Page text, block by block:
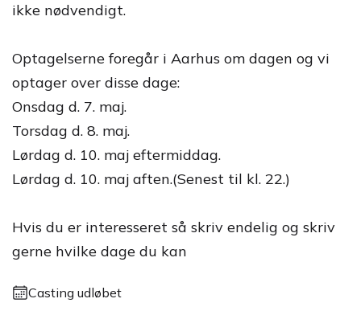
ikke nødvendigt.
Optagelserne foregår i Aarhus om dagen og vi
optager over disse dage:
Onsdag d. 7. maj.
Torsdag d. 8. maj.
Lørdag d. 10. maj eftermiddag.
Lørdag d. 10. maj aften.(Senest til kl. 22.)
Hvis du er interesseret så skriv endelig og skriv
gerne hvilke dage du kan
Casting udløbet